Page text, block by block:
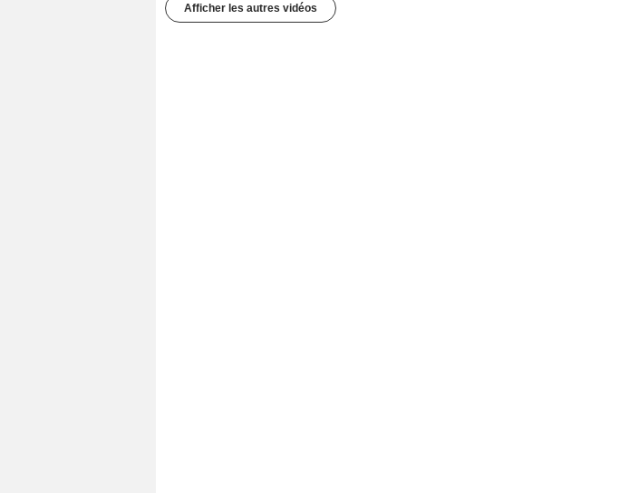
Afficher les autres vidéos